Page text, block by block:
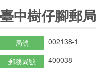
臺中樹仔腳郵局
局號 002138-1
郵務局號 400038